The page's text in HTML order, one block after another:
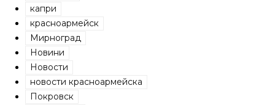
капри
красноармейск
Мирноград
Новини
Новости
новости красноармейска
Покровск